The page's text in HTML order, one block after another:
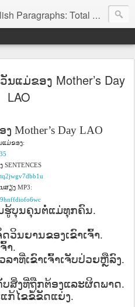
(TPR) Paragraphs for the High School and Adult Language Student
ແມ່ຂອງ Mother’s Day
LAO
ງ Mother’s Day LAO
ແມ່ຂອງ:
SENTENCES
ສຽງ MP3:
ຮູ້ບຸນຄຸນຕໍ່ແມ່ທຸກຄົນ.
ວິນຍານຂອງເຂົາເຈົ້າ.
າ.
າທີ່ເຂົາເຈົ້າເຈັບປ່ວຍຫຼືລົງ.
ສິ່ງທີ່ຖືກຕ້ອງແລະຜິດພາດ.
ກ້ໄຂຂໍ້ຂັດແຍ່ງ.